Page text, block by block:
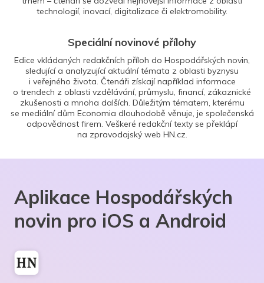
technologií, inovací, digitalizace či elektromobility.
Speciální novinové přílohy
Edice vkládaných redakčních příloh do Hospodářských novin,
sledující a analyzující aktuální témata z oblasti byznysu
i veřejného života. Čtenáři získají například informace
o trendech z oblasti vzdělávání, průmyslu, financí, zákaznické
zkušenosti a mnoha dalších. Důležitým tématem, kterému
se mediální dům Economia dlouhodobě věnuje, je společenská
odpovědnost firem. Veškeré redakční texty se překlápí
na zpravodajský web HN.cz.
Aplikace Hospodářských
novin pro iOS a Android